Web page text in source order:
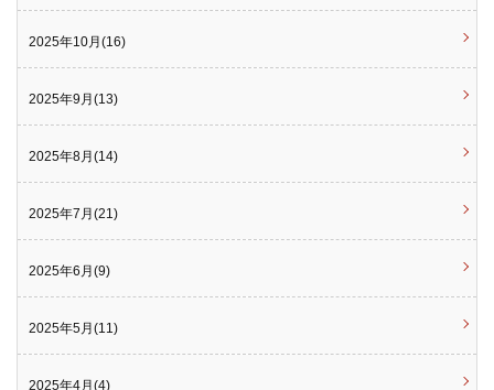
2025年10月(16)
2025年9月(13)
2025年8月(14)
2025年7月(21)
2025年6月(9)
2025年5月(11)
2025年4月(4)